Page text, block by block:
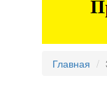
Главная